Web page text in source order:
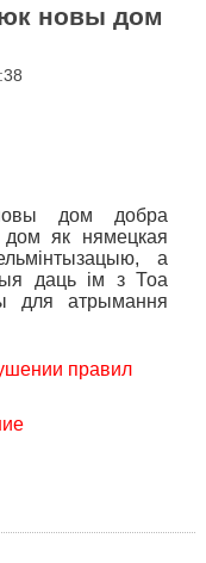
новы дом
дом добра
як нямецкая
а
даць ім з Тоа
для атрымання
правил